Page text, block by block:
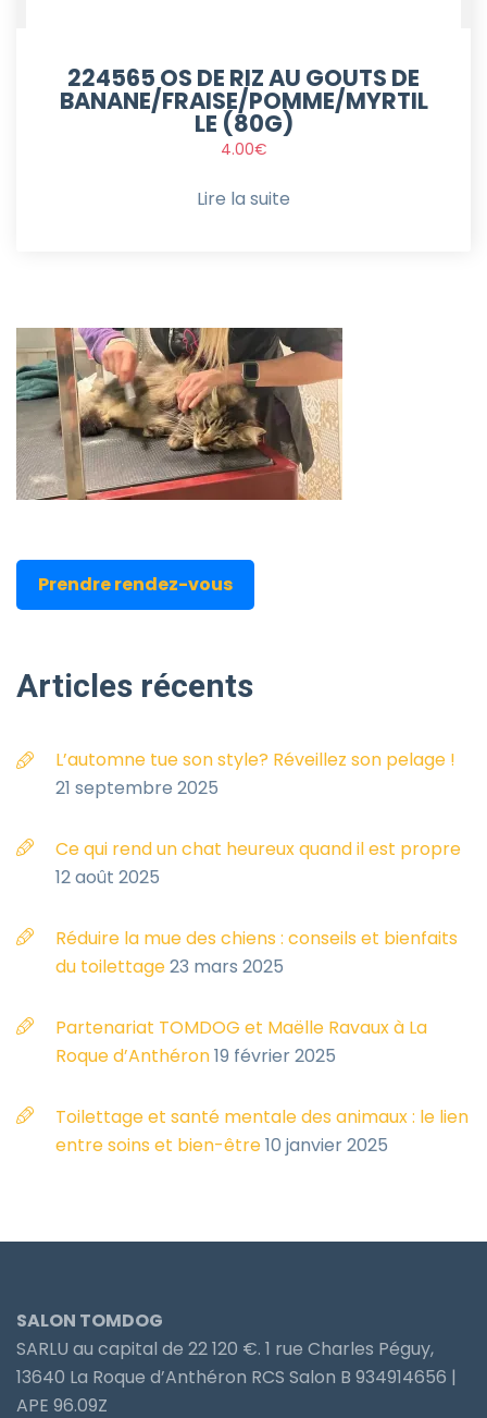
224565 OS DE RIZ AU GOUTS DE
BANANE/FRAISE/POMME/MYRTIL
LE (80G)
4.00€
Lire la suite
Prendre rendez-vous
Articles récents
L’automne tue son style? Réveillez son pelage !
21 septembre 2025
Ce qui rend un chat heureux quand il est propre
12 août 2025
Réduire la mue des chiens : conseils et bienfaits
du toilettage23 mars 2025
Partenariat TOMDOG et Maëlle Ravaux à La
Roque d’Anthéron19 février 2025
Toilettage et santé mentale des animaux : le lien
entre soins et bien-être10 janvier 2025
SALON TOMDOG
SARLU au capital de 22 120 €. 1 rue Charles Péguy,
13640 La Roque d’Anthéron RCS Salon B 934914656 |
APE 96.09Z